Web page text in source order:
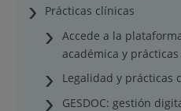
Prácticas clínicas
Accede a la
académica y prácticas
Legalidad y prácticas
GESDOC: gestión